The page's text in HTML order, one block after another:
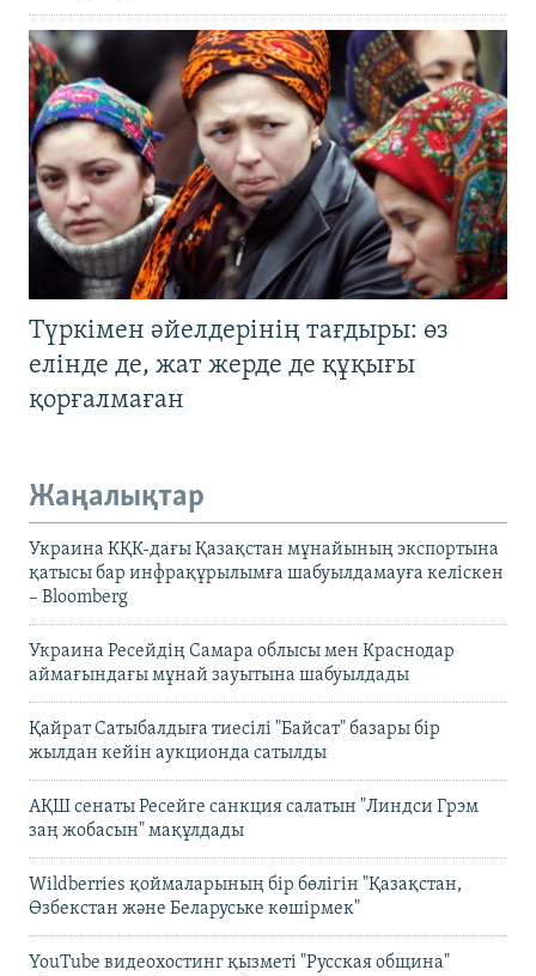
Түркімен әйелдерінің тағдыры: өз
елінде де, жат жерде де құқығы
қорғалмаған
Жаңалықтар
Украина КҚК-дағы Қазақстан мұнайының экспортына
қатысы бар инфрақұрылымға шабуылдамауға келіскен
– Bloomberg
Украина Ресейдің Самара облысы мен Краснодар
аймағындағы мұнай зауытына шабуылдады
Қайрат Сатыбалдыға тиесілі "Байсат" базары бір
жылдан кейін аукционда сатылды
АҚШ сенаты Ресейге санкция салатын "Линдси Грэм
заң жобасын" мақұлдады
Wildberries қоймаларының бір бөлігін "Қазақстан,
Өзбекстан және Беларуське көшірмек"
YouTube видеохостинг қызметі "Русская община"